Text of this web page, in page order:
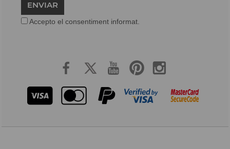
ENVIAR
Accepto el consentiment informat.